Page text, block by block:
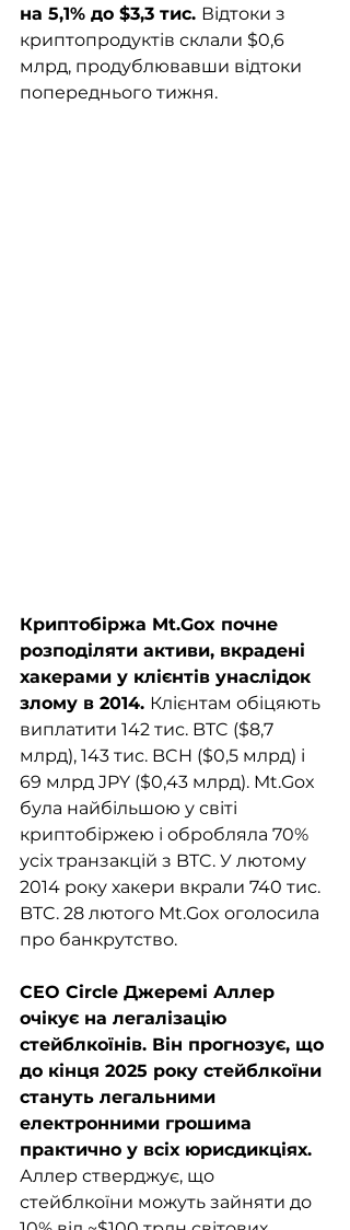
на 5,1% до $3,3 тис. Відтоки з
криптопродуктів склали $0,6
млрд, продублювавши відтоки
попереднього тижня.
Криптобіржа Mt.Gox почне
розподіляти активи, вкрадені
хакерами у клієнтів унаслідок
злому в 2014. Клієнтам обіцяють
виплатити 142 тис. BTC ($8,7
млрд), 143 тис. BCH ($0,5 млрд) і
69 млрд JPY ($0,43 млрд). Mt.Gox
була найбільшою у світі
криптобіржею і обробляла 70%
усіх транзакцій з BTC. У лютому
2014 року хакери вкрали 740 тис.
BTC. 28 лютого Mt.Gox оголосила
про банкрутство.
CEO Circle Джеремі Аллер
очікує на легалізацію
стейблкоїнів. Він прогнозує, що
до кінця 2025 року стейблкоїни
стануть легальними
електронними грошима
практично у всіх юрисдикціях.
Аллер стверджує, що
стейблкоїни можуть зайняти до